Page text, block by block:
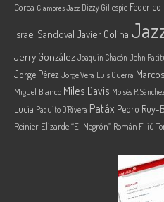
Corea Clamores Jazz Dizzy Gillespie
Israel Sandoval Javier Colina
Jerry González Joaquin Chacón John
Jorge Pérez Jorge Vera Luis Guerra
Miguel Blanco Miles Davis Moisés P. Sánchez
Lucía Paquito D'Rivera Patáx Pedro Ruy-
Reinier Elizarde “El Negrón” Román Filiú